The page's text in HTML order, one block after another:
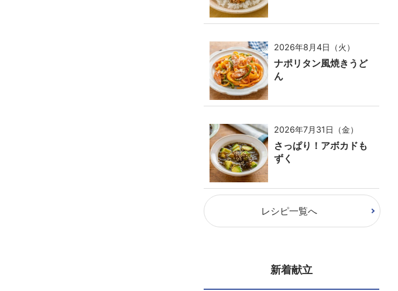
2026年8月4日（火）
ナポリタン風焼きうど
ん
2026年7月31日（金）
さっぱり！アボカドも
ずく
レシピ一覧へ
新着献立